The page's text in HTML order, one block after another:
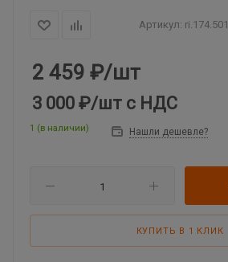
Артикул: ri.174.501
2 459 ₽/шт
3 000 ₽/шт с НДС
1 (в наличии) Нашли дешевле?
КУПИТЬ В 1 КЛИК